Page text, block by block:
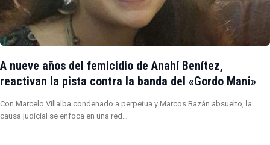
A nueve años del femicidio de Anahí Benítez,
reactivan la pista contra la banda del «Gordo Mani»
Con Marcelo Villalba condenado a perpetua y Marcos Bazán absuelto, la
causa judicial se enfoca en una red…